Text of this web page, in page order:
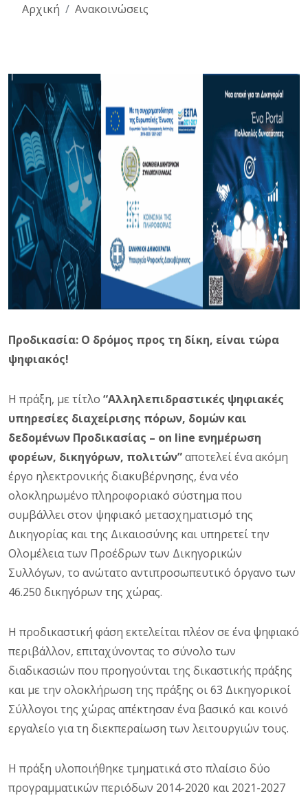
Αρχική Ανακοινώσεις
Προδικασία: Ο δρόμος προς τη δίκη, είναι τώρα
ψηφιακός!
Η πράξη, με τίτλο “Αλληλεπιδραστικές ψηφιακές
υπηρεσίες διαχείρισης πόρων, δομών και
δεδομένων Προδικασίας – on line ενημέρωση
φορέων, δικηγόρων, πολιτών”αποτελεί ένα ακόμη
έργο ηλεκτρονικής διακυβέρνησης, ένα νέο
ολοκληρωμένο πληροφοριακό σύστημα που
συμβάλλει στον ψηφιακό μετασχηματισμό της
Δικηγορίας και της Δικαιοσύνης και υπηρετεί την
Ολομέλεια των Προέδρων των Δικηγορικών
Συλλόγων, το ανώτατο αντιπροσωπευτικό όργανο των
46.250 δικηγόρων της χώρας.
Η προδικαστική φάση εκτελείται πλέον σε ένα ψηφιακό
περιβάλλον, επιταχύνοντας το σύνολο των
διαδικασιών που προηγούνται της δικαστικής πράξης
και με την ολοκλήρωση της πράξης οι 63 Δικηγορικοί
Σύλλογοι της χώρας απέκτησαν ένα βασικό και κοινό
εργαλείο για τη διεκπεραίωση των λειτουργιών τους.
Η πράξη υλοποιήθηκε τμηματικά στο πλαίσιο δύο
προγραμματικών περιόδων 2014-2020 και 2021-2027